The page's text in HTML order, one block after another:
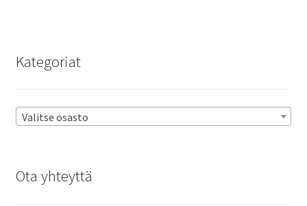
Kategoriat
Valitse osasto
Ota yhteyttä